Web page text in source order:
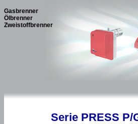
Gasbrenner
Ölbrenner
Zweistoffbrenner
Serie PRESS P/